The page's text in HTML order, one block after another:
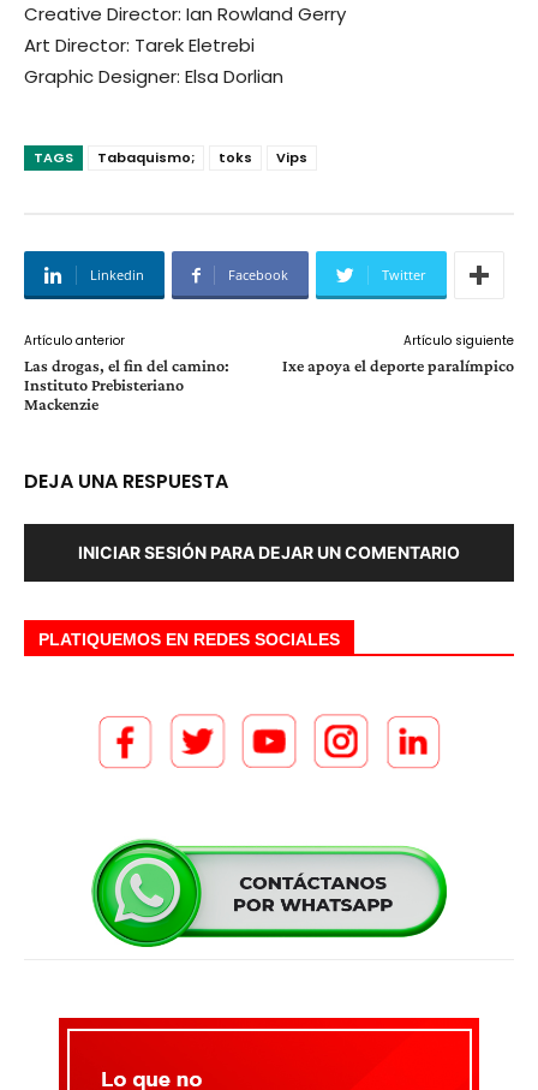
Creative Director: Ian Rowland Gerry
Art Director: Tarek Eletrebi
Graphic Designer: Elsa Dorlian
TAGS Tabaquismo; toks Vips
Linkedin Facebook Twitter
Artículo anterior
Las drogas, el fin del camino:
Instituto Prebisteriano
Mackenzie
Artículo siguiente
Ixe apoya el deporte paralímpico
DEJA UNA RESPUESTA
INICIAR SESIÓN PARA DEJAR UN COMENTARIO
PLATIQUEMOS EN REDES SOCIALES